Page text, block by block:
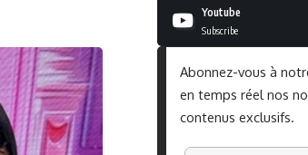
Youtube
Subscribe
Abonnez-vous à
en temps réel nos
contenus exclusifs.